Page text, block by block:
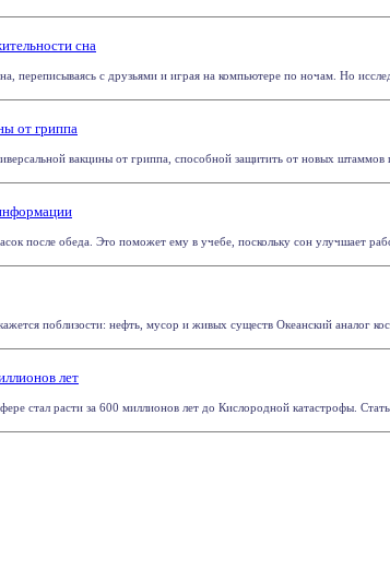
сна
переписываясь с друзьями и играя на компьютере по ночам. Но
от гриппа
вакцины от гриппа, способной защитить от новых штаммов
после обеда. Это поможет ему в учебе, поскольку сон улучшает
поблизости: нефть, мусор и живых существ Океанский аналог
лет
стал расти за 600 миллионов лет до Кислородной катастрофы.